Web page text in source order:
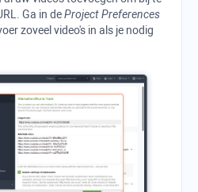
Ga in deProject Preferences
zoveel video's in als je nodig